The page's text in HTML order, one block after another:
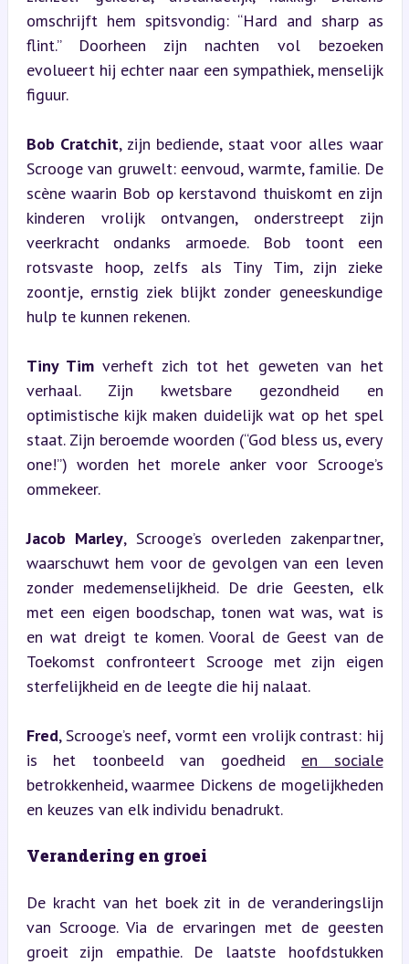
omschrijft hem spitsvondig: “Hard and sharp as
flint.” Doorheen zijn nachten vol bezoeken
evolueert hij echter naar een sympathiek, menselijk
figuur.
Bob Cratchit, zijn bediende, staat voor alles waar
Scrooge van gruwelt: eenvoud, warmte, familie. De
scène waarin Bob op kerstavond thuiskomt en zijn
kinderen vrolijk ontvangen, onderstreept zijn
veerkracht ondanks armoede. Bob toont een
rotsvaste hoop, zelfs als Tiny Tim, zijn zieke
zoontje, ernstig ziek blijkt zonder geneeskundige
hulp te kunnen rekenen.
Tiny Tim verheft zich tot het geweten van het
verhaal. Zijn kwetsbare gezondheid en
optimistische kijk maken duidelijk wat op het spel
staat. Zijn beroemde woorden (“God bless us, every
one!”) worden het morele anker voor Scrooge’s
ommekeer.
Jacob Marley, Scrooge’s overleden zakenpartner,
waarschuwt hem voor de gevolgen van een leven
zonder medemenselijkheid. De drie Geesten, elk
met een eigen boodschap, tonen wat was, wat is
en wat dreigt te komen. Vooral de Geest van de
Toekomst confronteert Scrooge met zijn eigen
sterfelijkheid en de leegte die hij nalaat.
Fred, Scrooge’s neef, vormt een vrolijk contrast: hij
is het toonbeeld van goedheid en sociale
betrokkenheid, waarmee Dickens de mogelijkheden
en keuzes van elk individu benadrukt.
Verandering en groei
De kracht van het boek zit in de veranderingslijn
van Scrooge. Via de ervaringen met de geesten
groeit zijn empathie. De laatste hoofdstukken